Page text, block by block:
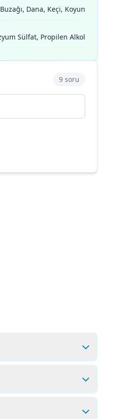
Buzağı, Dana, Keçi, Koyun
Sülfat, Propilen Alkol
9 soru